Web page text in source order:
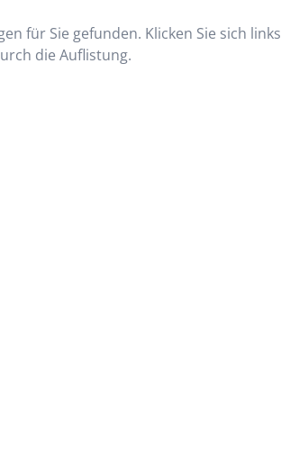
für Sie gefunden. Klicken Sie sich links
die Auflistung.